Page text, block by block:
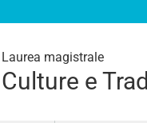
Laurea magistrale
Culture e